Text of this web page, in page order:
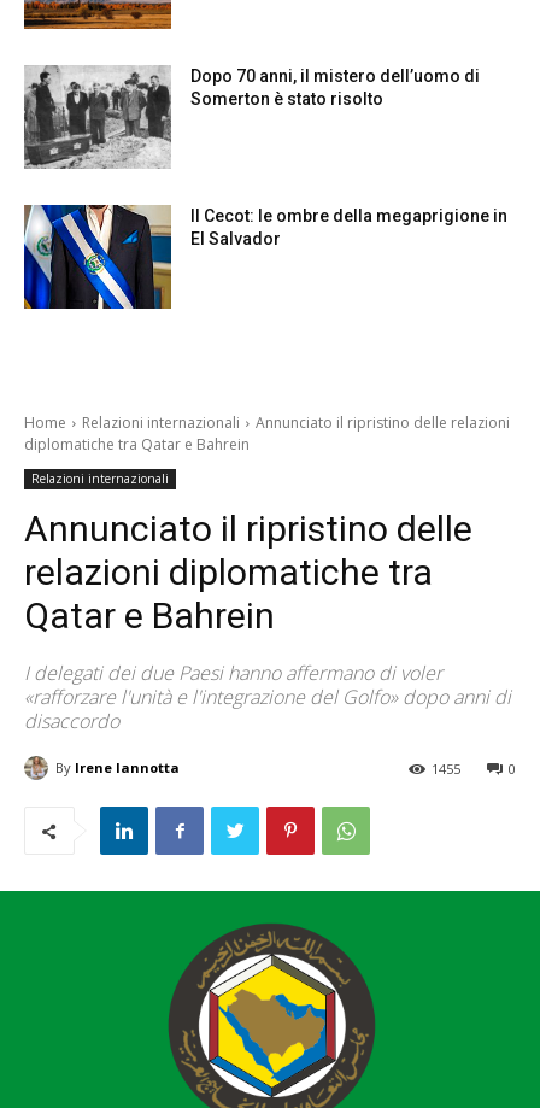
Dopo 70 anni, il mistero dell’uomo di
Somerton è stato risolto
Il Cecot: le ombre della megaprigione in
El Salvador